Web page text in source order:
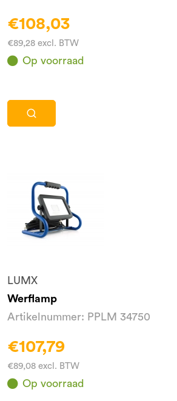
€108,03
€89,28 excl. BTW
Op voorraad
LUMX
Werflamp
Artikelnummer: PPLM 34750
€107,79
€89,08 excl. BTW
Op voorraad